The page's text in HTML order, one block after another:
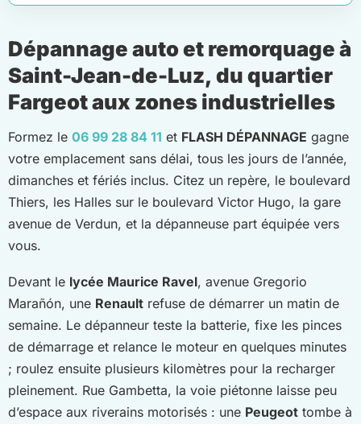
Dépannage auto et remorquage à
Saint-Jean-de-Luz, du quartier
Fargeot aux zones industrielles
Formez le 06 99 28 84 11 et FLASH DÉPANNAGE gagne
votre emplacement sans délai, tous les jours de l’année,
dimanches et fériés inclus. Citez un repère, le boulevard
Thiers, les Halles sur le boulevard Victor Hugo, la gare
avenue de Verdun, et la dépanneuse part équipée vers
vous.
Devant le lycée Maurice Ravel, avenue Gregorio
Marañón, une Renault refuse de démarrer un matin de
semaine. Le dépanneur teste la batterie, fixe les pinces
de démarrage et relance le moteur en quelques minutes
; roulez ensuite plusieurs kilomètres pour la recharger
pleinement. Rue Gambetta, la voie piétonne laisse peu
d’espace aux riverains motorisés : une Peugeot tombe à